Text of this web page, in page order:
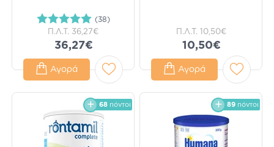
(38)
Π.Λ.Τ. 36,27€
36,27€
Αγορά
Π.Λ.Τ. 10,50€
10,50€
Αγορά
68 πόντοι 89 πόντοι